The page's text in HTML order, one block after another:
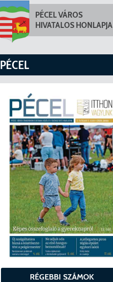
PÉCEL VÁROS
HIVATALOS HONLAPJA
PÉCEL
RÉGEBBI SZÁMOK